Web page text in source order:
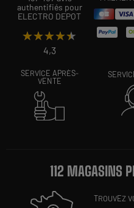
authentifiés pour
ELECTRO DEPOT
★★★★★
★★★★★
4,3
SERVICE APRÈS-
VENTE
112 MAGASINS
TROUVEZ